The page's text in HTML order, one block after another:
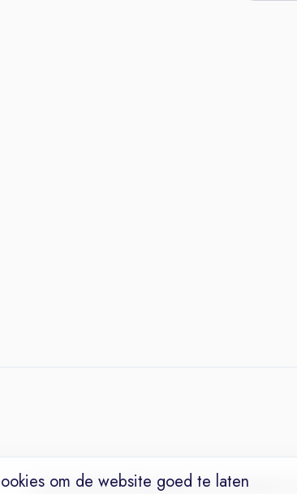
VacaturesNichesWerkgeversOver OnsMaak
om de website goed te laten